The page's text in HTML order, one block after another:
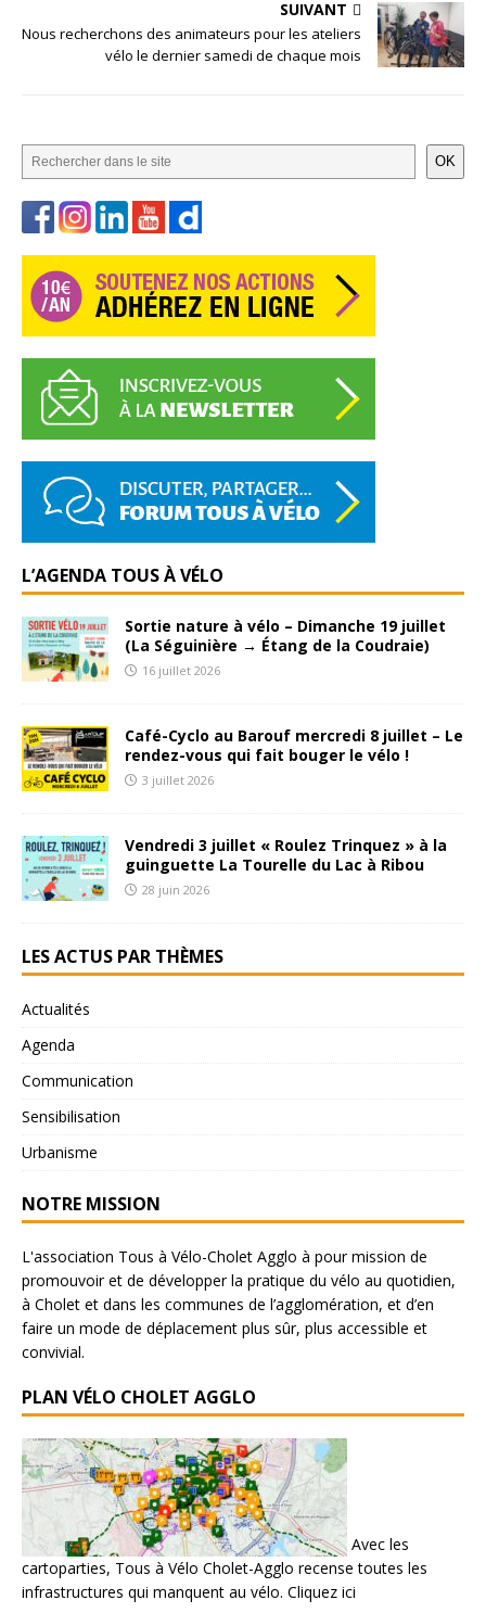
SUIVANT
Nous recherchons des animateurs pour les ateliers
vélo le dernier samedi de chaque mois
OK
L’AGENDA TOUS À VÉLO
Sortie nature à vélo – Dimanche 19 juillet
(La Séguinière → Étang de la Coudraie)
16 juillet 2026
Café-Cyclo au Barouf mercredi 8 juillet – Le
rendez-vous qui fait bouger le vélo !
3 juillet 2026
Vendredi 3 juillet « Roulez Trinquez » à la
guinguette La Tourelle du Lac à Ribou
28 juin 2026
LES ACTUS PAR THÈMES
Actualités
Agenda
Communication
Sensibilisation
Urbanisme
NOTRE MISSION
L'association Tous à Vélo-Cholet Agglo à pour mission de
promouvoir et de développer la pratique du vélo au quotidien,
à Cholet et dans les communes de l’agglomération, et d’en
faire un mode de déplacement plus sûr, plus accessible et
convivial.
PLAN VÉLO CHOLET AGGLO
Avec les
cartoparties, Tous à Vélo Cholet-Agglo recense toutes les
infrastructures qui manquent au vélo. Cliquez ici